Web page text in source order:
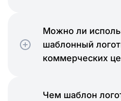
Можно ли
шаблонный
коммерческих
Чем шаблон